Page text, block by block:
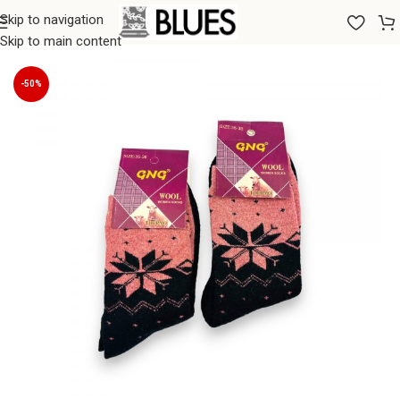
Skip to navigation
Skip to main content
Sākums/Zeķes/Sieviešu zeķes
-50%